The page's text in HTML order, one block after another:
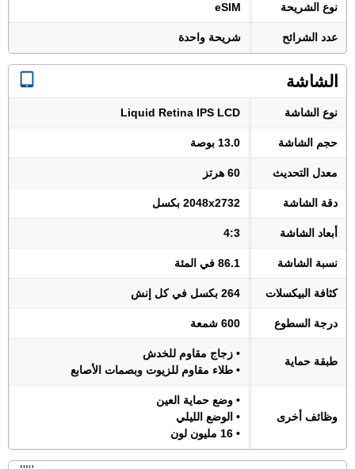
نوع الشريحة eSIM
عدد الشرائح شريحة واحدة
الشاشة
نوع الشاشة Liquid Retina IPS LCD
حجم الشاشة 13.0 بوصة
معدل التحديث 60 هرتز
دقة الشاشة 2048x2732 بكسل
أبعاد الشاشة 4:3
نسبة الشاشة 86.1 في المئة
كثافة البيكسلات 264 بكسل في كل إنش
درجة السطوع 600 شمعة
طبقة حماية
• زجاج مقاوم للخدش
• طلاء مقاوم للزيوت وبصمات الأصابع
وظائف أخرى
• وضع حماية العين
• الوضع الليلي
• 16 مليون لون